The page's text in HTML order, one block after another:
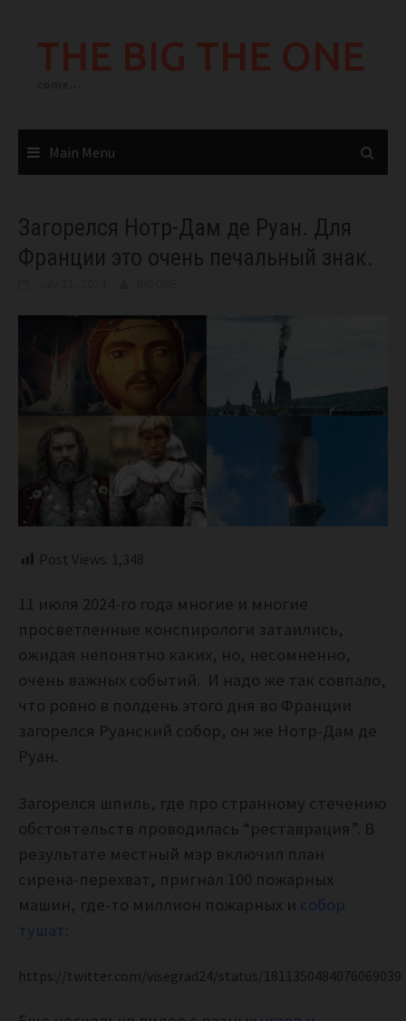
THE BIG THE ONE
Main Menu
Загорелся Нотр-Дам де Руан. Для
Франции это очень печальный знак.
Post Views: 1,348
11 июля 2024-го года многие и многие
просветленные конспирологи затаились,
ожидая непонятно каких, но, несомненно,
очень важных событий. И надо же так совпало,
что ровно в полдень этого дня во Франции
загорелся Руанский собор, он же Нотр-Дам де
Руан.
Загорелся шпиль, где про странному стечению
обстоятельств проводилась “реставрация”. В
результате местный мэр включил план
сирена-перехват, пригнал 100 пожарных
машин, где-то миллион пожарных и собор
тушат:
https://twitter.com/visegrad24/status/1811350484076069039